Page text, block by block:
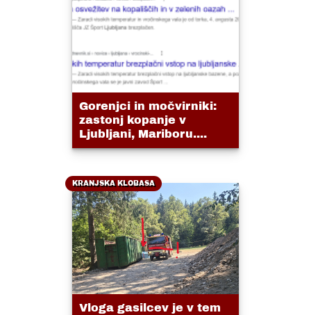
Gorenjci in močvirniki:
zastonj kopanje v
Ljubljani, Mariboru....
KRANJSKA KLOBASA
Vloga gasilcev je v tem